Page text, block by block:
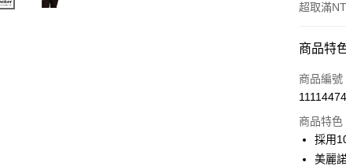
超取滿
付款方
信用卡一
3 期
合作
6 期
商品特
商品編號
11114474
商品特色
採用
美麗